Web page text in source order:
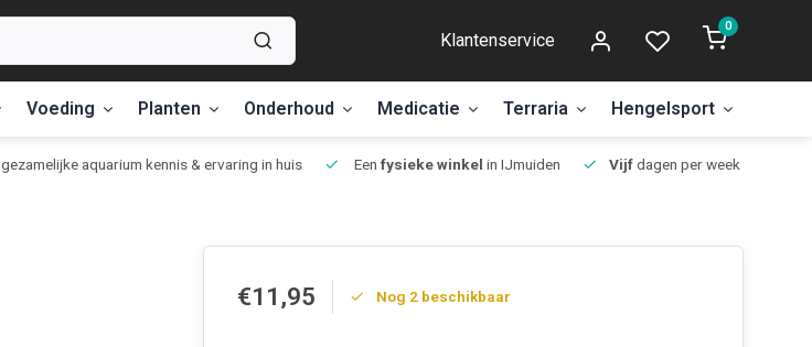
Klantenservice
0
Voeding Planten Onderhoud Medicatie Terraria Hengelsport
gezamelijke aquarium kennis & ervaring in huis Een fysieke winkel in IJmuiden Vijfdagen per week open.
€11,95 Nog 2 beschikbaar